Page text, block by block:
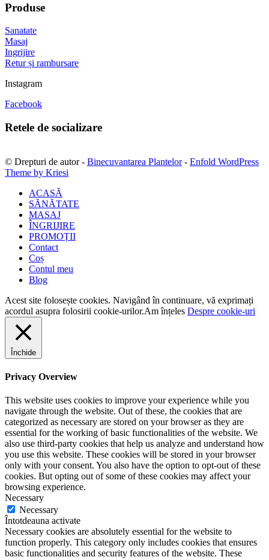
Produse
Sanatate
Masaj
Ingrijire
Retur și rambursare
Instagram
Facebook
Retele de socializare
© Drepturi de autor - Binecuvantarea Plantelor- Enfold WordPress
Theme by Kriesi
ACASĂ
SĂNĂTATE
MASAJ
ÎNGRIJIRE
PROMOȚII
Contact
Coș
Contul meu
Blog
Acest site folosește cookies. Navigând în continuare, vă exprimați
acordul asupra folosirii cookie-urilor.Am înțeles Despre cookie-uri
Închide
Privacy Overview
This website uses cookies to improve your experience while you
navigate through the website. Out of these, the cookies that are
categorized as necessary are stored on your browser as they are
essential for the working of basic functionalities of the website. We
also use third-party cookies that help us analyze and understand how
you use this website. These cookies will be stored in your browser
only with your consent. You also have the option to opt-out of these
cookies. But opting out of some of these cookies may affect your
browsing experience.
Necessary
Necessary
Întotdeauna activate
Necessary cookies are absolutely essential for the website to
function properly. This category only includes cookies that ensures
basic functionalities and security features of the website. These